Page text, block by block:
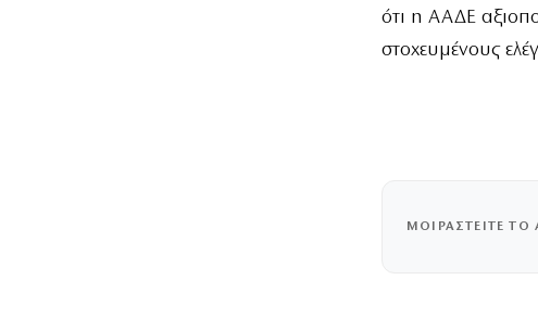
ότι η ΑΑΔΕ
στοχευμένους
ΜΟΙΡΑΣΤΕΙΤΕ ΤΟ